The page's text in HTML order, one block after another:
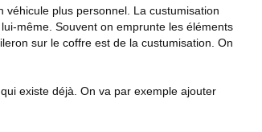
plus personnel. La custumisation
même. Souvent on emprunte les éléments
sur le coffre est de la custumisation. On
existe déjà. On va par exemple ajouter